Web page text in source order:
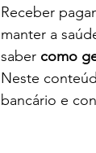
Receber
manter a
saber como
Neste
bancário e